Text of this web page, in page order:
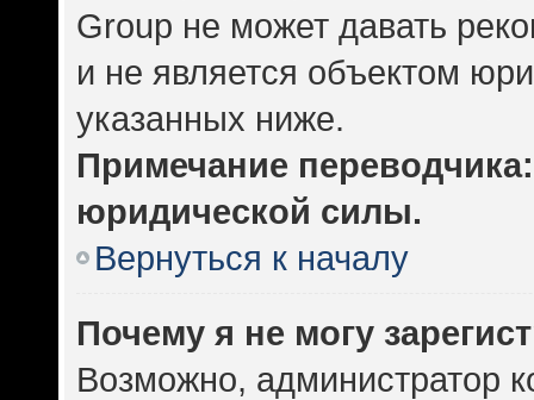
Group не может давать
и не является объектом
указанных ниже.
Примечание
юридической силы.
Вернуться к началу
Почему я не могу
Возможно, администратор